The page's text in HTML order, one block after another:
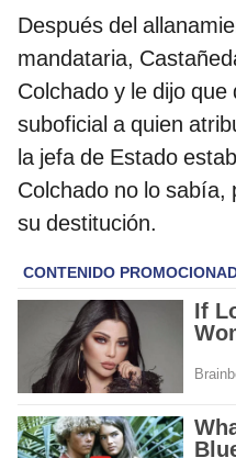
Después del
mandataria,
Colchado y le dijo
suboficial a quien
la jefa de Estado
Colchado no lo
su destitución.